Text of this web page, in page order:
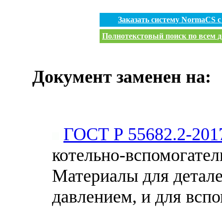
Заказать систему
Полнотекстовый поиск по всем
Документ заменен на:
ГОСТ Р 55682.2-
котельно-
Материалы для
давлением, и для